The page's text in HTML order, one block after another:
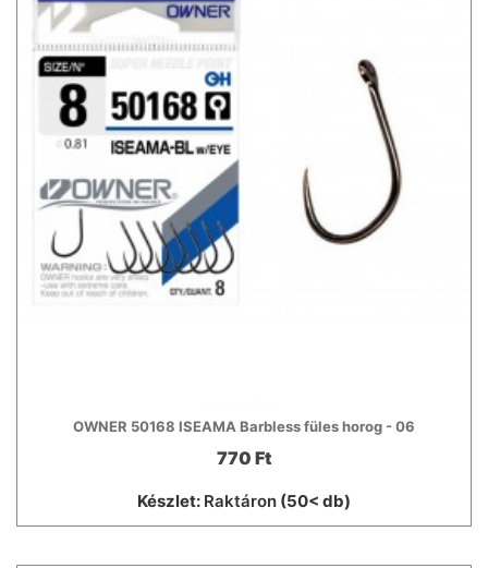
OWNER 50168 ISEAMA Barbless füles horog - 06
770 Ft
Készlet: Raktáron (50< db)